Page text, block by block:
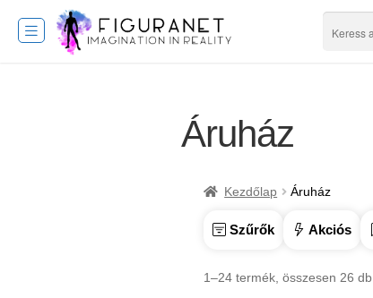
Áruház
Kezdőlap Áruház
Szűrők Akciós
1–24 termék, összesen 26 db